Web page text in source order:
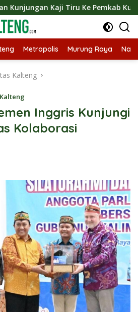
Tiru Ke Pemkab Kulon Progo
Metropolis Murung Raya
Kalteng
Inggris Kunjungi
Kolaborasi